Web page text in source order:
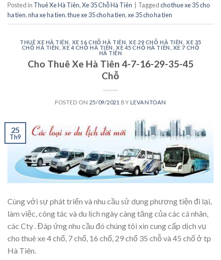
Posted in Thuê Xe Hà Tiên,Xe 35 Chỗ Hà Tiên Taggedcho thue xe 35 cho
ha tien,nha xe ha tien,thue xe 35 cho ha tien,xe 35 cho ha tien
THUÊ XE HÀ TIÊN XE 16 CHỖ HÀ TIÊN ,XE 29 CHỖ HÀ TIÊN ,XE 35
CHỖ HÀ TIÊN
,XE 4 CHỖ HÀ TIÊN ,XE 45 CHỖ HÀ TIÊN
XE 7 CHỖ
HÀ TIÊN
Cho Thuê Xe Hà Tiên 4-7-16-29-35-45
Chỗ
POSTED ON 25/09/2021 BY LEVANTOAN
25
Th9
Cùng với sự phát triển và nhu cầu sử dụng phương tiện đi lại,
làm việc, công tác và du lịch ngày càng tăng của các cá nhân,
các Cty . Đáp ứng nhu cầu đó chúng tôi xin cung cấp dịch vụ
cho thuê xe 4 chổ, 7 chổ, 16 chổ, 29 chổ 35 chỗ và 45 chổ ở tp
Hà Tiên.